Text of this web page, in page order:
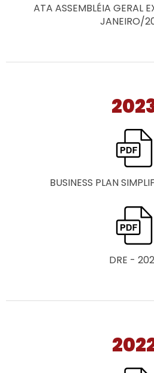
ATA ASSEMBLÉIA GERAL
JANEIRO/
BUSINESS PLAN
DRE -